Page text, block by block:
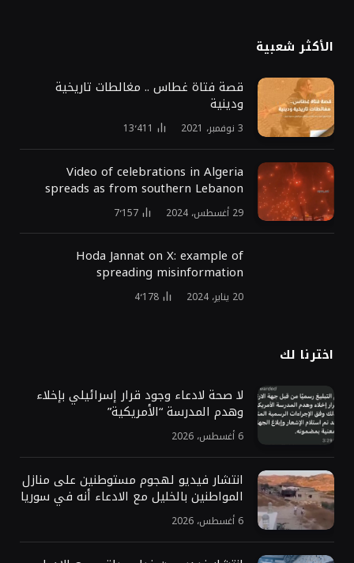
الأكثر شعبية
قصة فتاة غطاس .. مغالطات تاريخية
ودينية
3 نوفمبر، 2021 13٬411
Video of celebrations in Algeria
spreads as from southern Lebanon
29 أغسطس، 2024 7٬157
Hoda Jannat on X: example of
spreading misinformation
20 يناير، 2024 4٬178
اخترنا لك
لا صحة لادعاء وجود قرار إسرائيلي بإخلاء
وهدم المدرسة “الأمريكية”
6 أغسطس، 2026
انتشار فيديو لهجوم مستوطنين على منازل
المواطنين بالخليل مع الادعاء أنه في سوريا
6 أغسطس، 2026